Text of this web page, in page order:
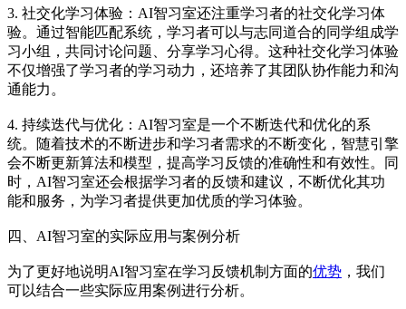
3. 社交化学习体验：AI智习室还注重学习者的社交化学习体
验。通过智能匹配系统，学习者可以与志同道合的同学组成学
习小组，共同讨论问题、分享学习心得。这种社交化学习体验
不仅增强了学习者的学习动力，还培养了其团队协作能力和沟
通能力。
4. 持续迭代与优化：AI智习室是一个不断迭代和优化的系
统。随着技术的不断进步和学习者需求的不断变化，智慧引擎
会不断更新算法和模型，提高学习反馈的准确性和有效性。同
时，AI智习室还会根据学习者的反馈和建议，不断优化其功
能和服务，为学习者提供更加优质的学习体验。
四、AI智习室的实际应用与案例分析
为了更好地说明AI智习室在学习反馈机制方面的优势 ，我们
可以结合一些实际应用案例进行分析。